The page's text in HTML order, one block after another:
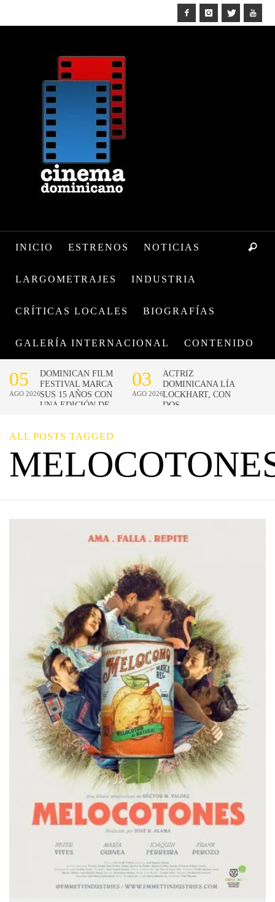
INICIO ESTRENOS NOTICIAS
LARGOMETRAJES INDUSTRIA
CRÍTICAS LOCALES BIOGRAFÍAS
GALERÍA INTERNACIONAL CONTENIDO
ALL POSTS TAGGED